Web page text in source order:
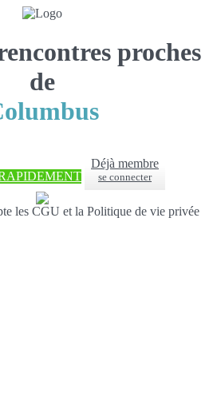
proches
de
Déjà membre
se connecter
les CGU et la Politique de vie privée